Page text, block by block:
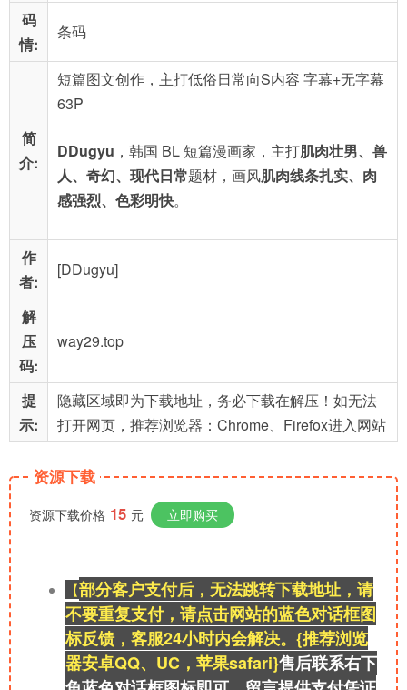
码
情:
条码
简
介:
短篇图文创作，主打低俗日常向S内容 字幕+无字幕
63P
DDugyu ，韩国 BL 短篇漫画家，主打肌肉壮男、兽
人、奇幻、现代日常题材，画风肌肉线条扎实、肉
感强烈、色彩明快。
作
者:
[DDugyu]
解
压
码:
way29.top
提
示:
隐藏区域即为下载地址，务必下载在解压！如无法
打开网页，推荐浏览器：Chrome、Firefox进入网站
资源下载
资源下载价格 15 元 立即购买
【部分客户支付后，无法跳转下载地址，请
不要重复支付，请点击网站的蓝色对话框图
标反馈，客服24小时内会解决。{推荐浏览
器安卓QQ、UC，苹果safari}售后联系右下